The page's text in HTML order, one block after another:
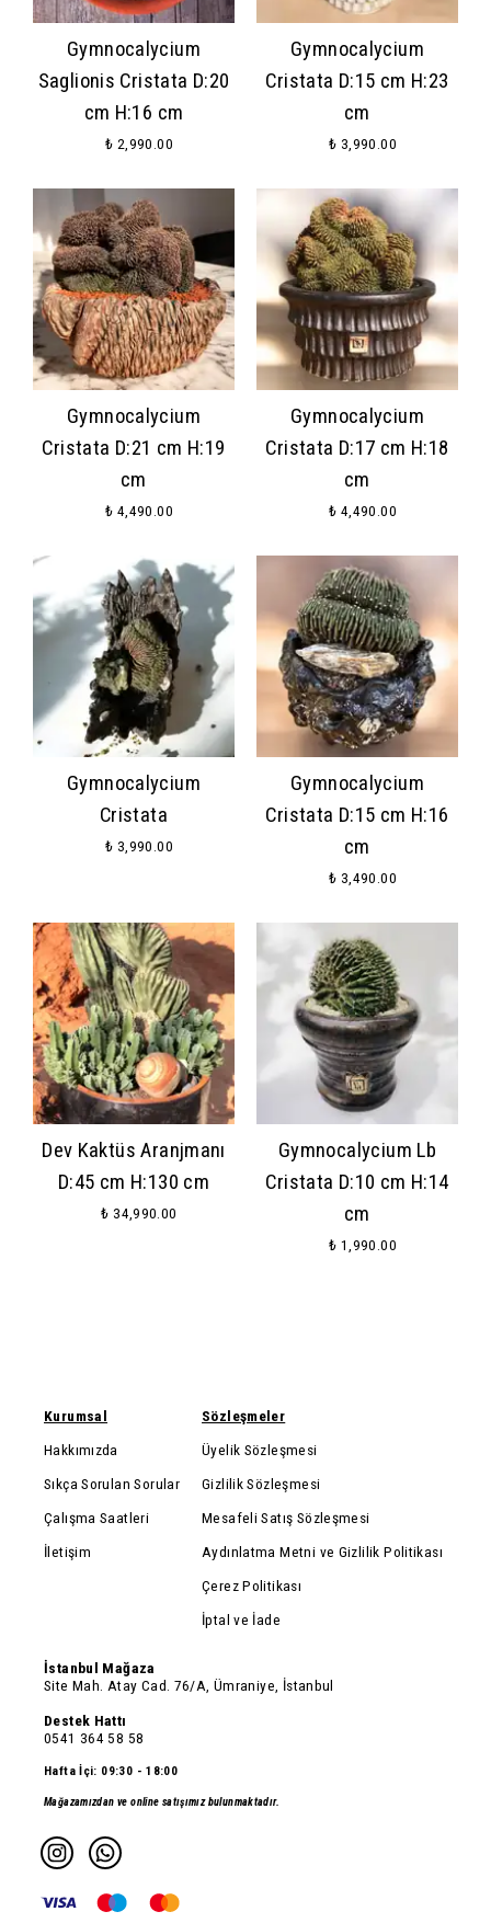
Gymnocalycium
Saglionis Cristata D:20
cm H:16 cm
₺ 2,990.00
Gymnocalycium
Cristata D:15 cm H:23
cm
₺ 3,990.00
Gymnocalycium
Cristata D:21 cm H:19
cm
₺ 4,490.00
Gymnocalycium
Cristata D:17 cm H:18
cm
₺ 4,490.00
Gymnocalycium
Cristata
₺ 3,990.00
Gymnocalycium
Cristata D:15 cm H:16
cm
₺ 3,490.00
Dev Kaktüs Aranjmanı
D:45 cm H:130 cm
₺ 34,990.00
Gymnocalycium Lb
Cristata D:10 cm H:14
cm
₺ 1,990.00
Kurumsal
Hakkımızda
Sıkça Sorulan Sorular
Çalışma Saatleri
İletişim
Sözleşmeler
Üyelik Sözleşmesi
Gizlilik Sözleşmesi
Mesafeli Satış Sözleşmesi
Aydınlatma Metni ve Gizlilik Politikası
Çerez Politikası
İptal ve İade
İstanbul Mağaza
Site Mah. Atay Cad. 76/A, Ümraniye, İstanbul
Destek Hattı
0541 364 58 58
Hafta İçi: 09:30 - 18:00
Mağazamızdan ve online satışımız bulunmaktadır.